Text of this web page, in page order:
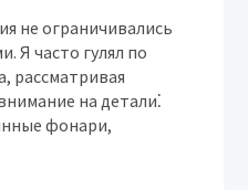
не ограничивались
Я часто гулял по
рассматривая
на детали⁚
фонари,